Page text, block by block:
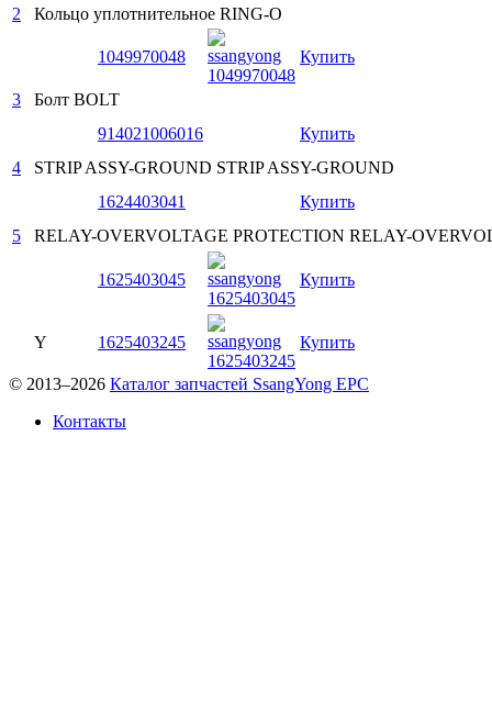
2 Кольцо уплотнительное RING-O
1049970048 Купить
3 Болт BOLT
914021006016
Купить
4
STRIP ASSY-GROUND STRIP ASSY-GROUND
1624403041
Купить
5
RELAY-OVERVOLTAGE PROTECTION RELAY-
1625403045 Купить
Y 1625403245 Купить
© 2013–2026 Каталог запчастей SsangYong EPC
Контакты